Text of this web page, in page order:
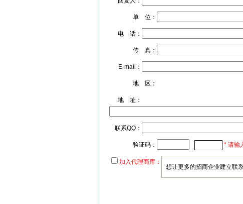
单 位：
电 话：
传 真：
E-mail：
地 区：
地 址：
联系QQ：
验证码： * 请输
加入代理商库：
想让更多的招商企业建立联